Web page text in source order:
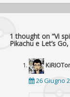
1 thought on “Vi
Pikachu e Let’s
26 Giugno